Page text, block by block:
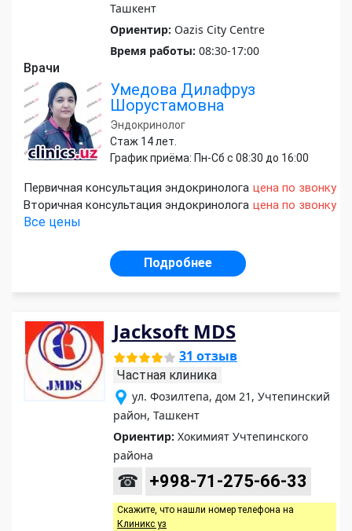
Ташкент
Ориентир: Oazis Сity Сentre
Время работы: 08:30-17:00
Врачи
Умедова Дилафруз
Шорустамовна
Эндокринолог
Стаж 14 лет.
График приёма: Пн-Сб с 08:30 до 16:00
Первичная консультация эндокринолога цена по звонку
Вторичная консультация эндокринолога цена по звонку
Все цены
Подробнее
Jacksoft MDS
31 отзыв
Частная клиника
ул. Фозилтепа, дом 21, Учтепинский
район, Ташкент
Ориентир: Хокимият Учтепинского
района
☎ +998-71-275-66-33
Скажите, что нашли номер телефона на
Клиникс уз